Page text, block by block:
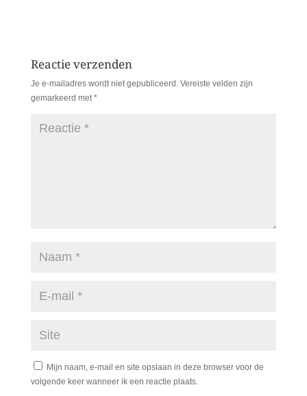
Reactie verzenden
Je e-mailadres wordt niet gepubliceerd. Vereiste velden zijn
gemarkeerd met*
Mijn naam, e-mail en site opslaan in deze browser voor de
volgende keer wanneer ik een reactie plaats.